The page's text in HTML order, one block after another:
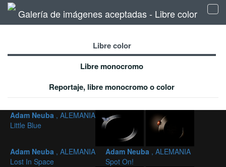
Galería de imágenes aceptadas - Libre color
Libre color
Libre monocromo
Reportaje, libre monocromo o color
Adam Neuba , ALEMANIA
Little Blue
Adam Neuba , ALEMANIA
Lost In Space
Adam Neuba , ALEMANIA
Spot On!